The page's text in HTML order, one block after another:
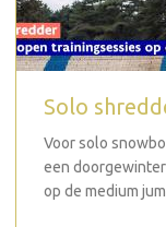
Solo
Voor solo
een
op de medium